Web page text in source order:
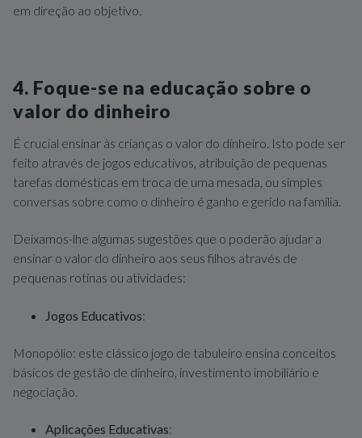
em direção ao objetivo.
4. Foque-se na educação sobre o
valor do dinheiro
É crucial ensinar às crianças o valor do dinheiro. Isto pode ser
feito através de jogos educativos, atribuição de pequenas
tarefas domésticas em troca de uma mesada, ou simples
conversas sobre como o dinheiro é ganho e gerido na família.
Deixamos-lhe algumas sugestões que o poderão ajudar a
ensinar o valor do dinheiro aos seus filhos através de
pequenas rotinas ou atividades:
Jogos Educativos:
Monopólio: este clássico jogo de tabuleiro ensina conceitos
básicos de gestão de dinheiro, investimento imobiliário e
negociação.
Aplicações Educativas: